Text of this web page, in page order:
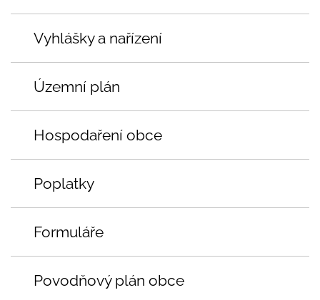
Vyhlášky a nařízení
Územní plán
Hospodaření obce
Poplatky
Formuláře
Povodňový plán obce